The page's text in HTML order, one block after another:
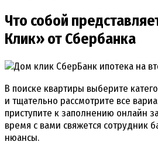
Что собой
Клик» от Сбербанка
В поиске квартиры выберите
и тщательно рассмотрите все
приступите к заполнению онлайн
время с вами свяжется сотрудник
нюансы.